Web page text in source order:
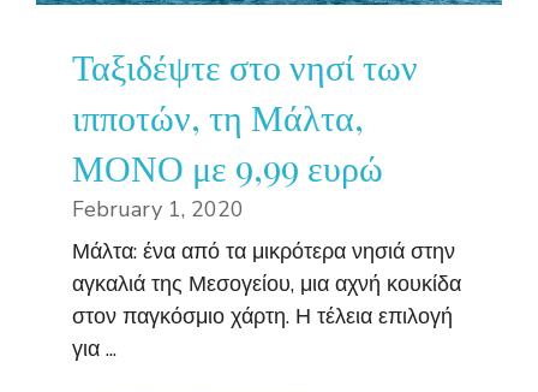
Ταξιδέψτε στο νησί των
ιπποτών, τη Μάλτα,
ΜΟΝΟ με 9,99 ευρώ
February 1, 2020
Μάλτα: ένα από τα μικρότερα νησιά στην
αγκαλιά της Μεσογείου, μια αχνή κουκίδα
στον παγκόσμιο χάρτη. Η τέλεια επιλογή
για ...